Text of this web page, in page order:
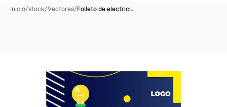
Inicio/stock/Vectores/Folleto de electrici…